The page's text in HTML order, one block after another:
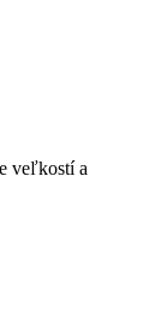
veľkostí a